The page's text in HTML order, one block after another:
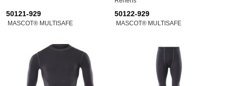
50121-929
MASCOT® MULTISAFE
50122-929
MASCOT® MULTISAFE